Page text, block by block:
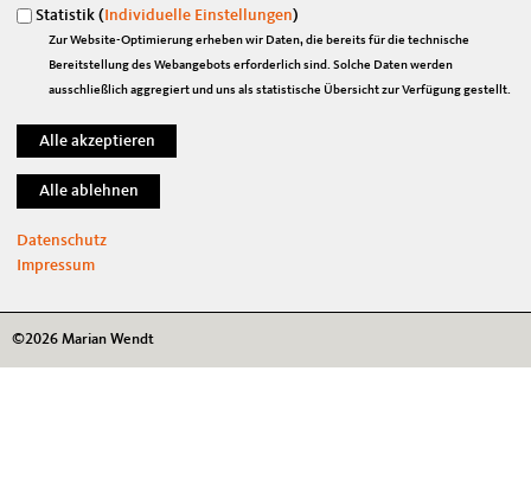
CDU Deutschlands
CDU Sachsen
CDU/CSU Bundestagsfraktion
Links
Impressum
Kontakt
Datenschutz
©2026 Marian Wendt
Statistik ( Individuelle Einstellungen)
Zur Website-Optimierung erheben wir Daten, die bereits für die technische
Bereitstellung des Webangebots erforderlich sind. Solche Daten werden
ausschließlich aggregiert und uns als statistische Übersicht zur Verfügung gestellt.
Datenschutz
Impressum